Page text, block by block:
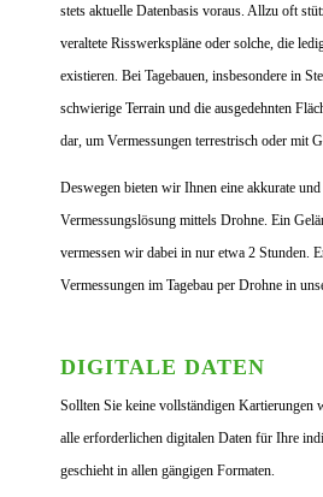
stets aktuelle Datenbasis voraus. Allzu oft
veraltete Risswerkspläne oder solche, die
existieren. Bei Tagebauen, insbesondere in
schwierige Terrain und die ausgedehnten
dar, um Vermessungen terrestrisch oder mit
Deswegen bieten wir Ihnen eine akkurate und
Vermessungslösung mittels Drohne. Ein
vermessen wir dabei in nur etwa 2 Stunden.
Vermessungen im Tagebau per Drohne in
DIGITALE DATEN
Sollten Sie keine vollständigen Kartierungen
alle erforderlichen digitalen Daten für Ihre
geschieht in allen gängigen Formaten.